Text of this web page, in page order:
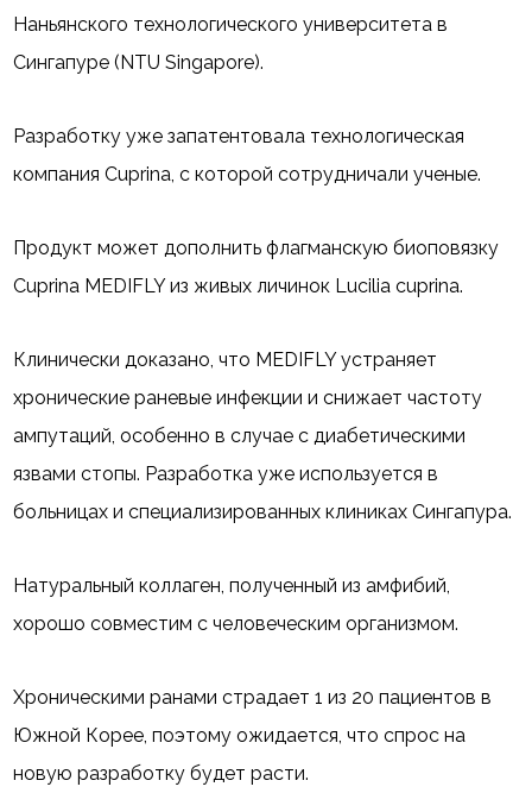
Наньянского технологического университета в
Сингапуре (NTU Singapore).
Разработку уже запатентовала технологическая
компания Cuprina, с которой сотрудничали ученые.
Продукт может дополнить флагманскую биоповязку
Cuprina MEDIFLY из живых личинок Lucilia cuprina.
Клинически доказано, что MEDIFLY устраняет
хронические раневые инфекции и снижает частоту
ампутаций, особенно в случае с диабетическими
язвами стопы. Разработка уже используется в
больницах и специализированных клиниках Сингапура.
Натуральный коллаген, полученный из амфибий,
хорошо совместим с человеческим организмом.
Хроническими ранами страдает 1 из 20 пациентов в
Южной Корее, поэтому ожидается, что спрос на
новую разработку будет расти.